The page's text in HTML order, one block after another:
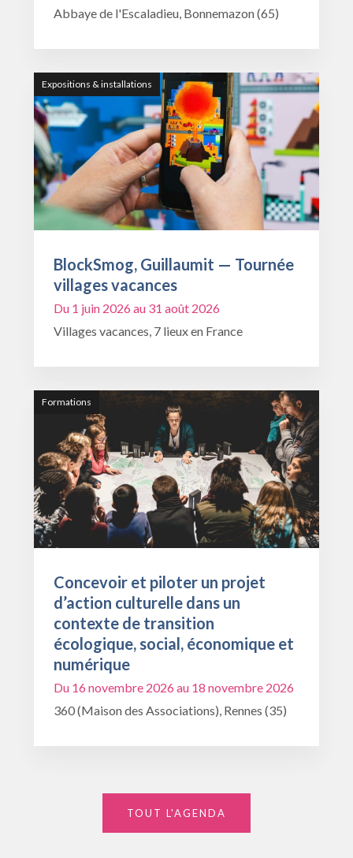
Abbaye de l'Escaladieu, Bonnemazon (65)
Expositions & installations
BlockSmog, Guillaumit — Tournée
villages vacances
Du 1 juin 2026 au 31 août 2026
Villages vacances, 7 lieux en France
Formations
Concevoir et piloter un projet
d’action culturelle dans un
contexte de transition
écologique, social, économique et
numérique
Du 16 novembre 2026 au 18 novembre 2026
360 (Maison des Associations), Rennes (35)
TOUT L'AGENDA